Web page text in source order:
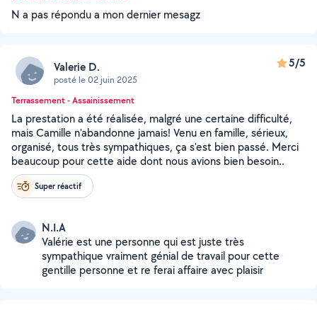
N a pas répondu a mon dernier mesagz
Valerie D.
posté le 02 juin 2025
5/5
Terrassement - Assainissement
La prestation a été réalisée, malgré une certaine difficulté,
mais Camille n'abandonne jamais! Venu en famille, sérieux,
organisé, tous très sympathiques, ça s'est bien passé. Merci
beaucoup pour cette aide dont nous avions bien besoin..
Super réactif
N.I.A
Valérie est une personne qui est juste très
sympathique vraiment génial de travail pour cette
gentille personne et re ferai affaire avec plaisir